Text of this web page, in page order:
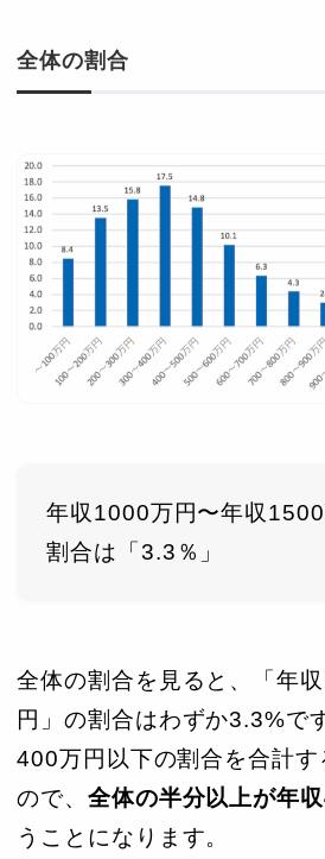
全体の割合
年収1000万円〜年収
割合は「3.3％」
全体の割合を見ると、「年
円」の割合はわずか3.3%で
400万円以下の割合を合計
ので、 全体の半分以上が年
うことになります。